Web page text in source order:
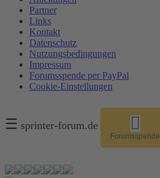
Partner
Links
Kontakt
Datenschutz
Nutzungsbedingungen
Impressum
Forumsspende per PayPal
Cookie-Einstellungen
☰ sprinter-forum.de
Forumsspende